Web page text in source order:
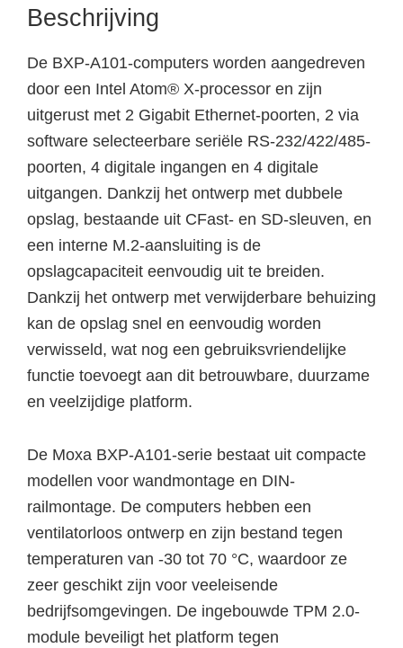
Beschrijving
De BXP-A101-computers worden aangedreven
door een Intel Atom® X-processor en zijn
uitgerust met 2 Gigabit Ethernet-poorten, 2 via
software selecteerbare seriële RS-232/422/485-
poorten, 4 digitale ingangen en 4 digitale
uitgangen. Dankzij het ontwerp met dubbele
opslag, bestaande uit CFast- en SD-sleuven, en
een interne M.2-aansluiting is de
opslagcapaciteit eenvoudig uit te breiden.
Dankzij het ontwerp met verwijderbare behuizing
kan de opslag snel en eenvoudig worden
verwisseld, wat nog een gebruiksvriendelijke
functie toevoegt aan dit betrouwbare, duurzame
en veelzijdige platform.
De Moxa BXP-A101-serie bestaat uit compacte
modellen voor wandmontage en DIN-
railmontage. De computers hebben een
ventilatorloos ontwerp en zijn bestand tegen
temperaturen van -30 tot 70 °C, waardoor ze
zeer geschikt zijn voor veeleisende
bedrijfsomgevingen. De ingebouwde TPM 2.0-
module beveiligt het platform tegen